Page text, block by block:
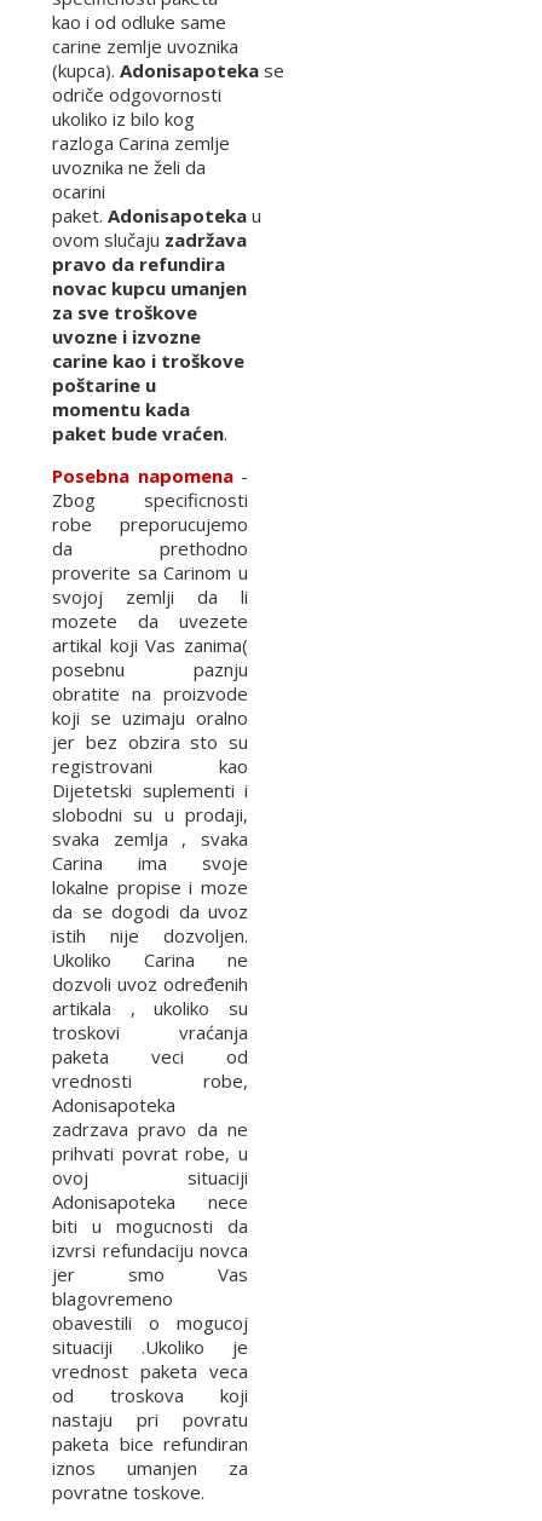
kao i od odluke same
carine zemlje uvoznika
(kupca). Adonisapoteka se
odriče odgovornosti
ukoliko iz bilo kog
razloga Carina zemlje
uvoznika ne želi da
ocarini
paket. Adonisapoteka u
ovom slučaju zadržava
pravo da refundira
novac kupcu umanjen
za sve troškove
uvozne i izvozne
carine kao i troškove
poštarine u
momentu kada
paket bude vraćen.
Posebna napomena-
Zbog specificnosti
robe preporucujemo
da prethodno
proverite sa Carinom u
svojoj zemlji da li
mozete da uvezete
artikal koji Vas zanima(
posebnu paznju
obratite na proizvode
koji se uzimaju oralno
jer bez obzira sto su
registrovani kao
Dijetetski suplementi i
slobodni su u prodaji,
svaka zemlja , svaka
Carina ima svoje
lokalne propise i moze
da se dogodi da uvoz
istih nije dozvoljen.
Ukoliko Carina ne
dozvoli uvoz određenih
artikala , ukoliko su
troskovi vraćanja
paketa veci od
vrednosti robe,
Adonisapoteka
zadrzava pravo da ne
prihvati povrat robe, u
ovoj situaciji
Adonisapoteka nece
biti u mogucnosti da
izvrsi refundaciju novca
jer smo Vas
blagovremeno
obavestili o mogucoj
situaciji .Ukoliko je
vrednost paketa veca
od troskova koji
nastaju pri povratu
paketa bice refundiran
iznos umanjen za
povratne toskove.